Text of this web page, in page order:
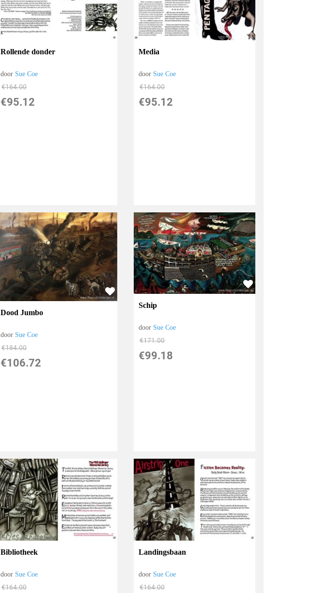
Rollende donder
door Sue Coe
€164.00
€95.12
Media
door Sue Coe
€164.00
€95.12
Dood Jumbo
door Sue Coe
€184.00
€106.72
Schip
door Sue Coe
€171.00
€99.18
Bibliotheek
door Sue Coe
€164.00
Landingsbaan
door Sue Coe
€164.00